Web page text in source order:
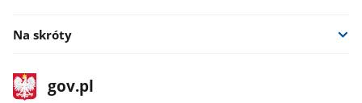
Na skróty
stopka
gov.plStrona
gov.pl